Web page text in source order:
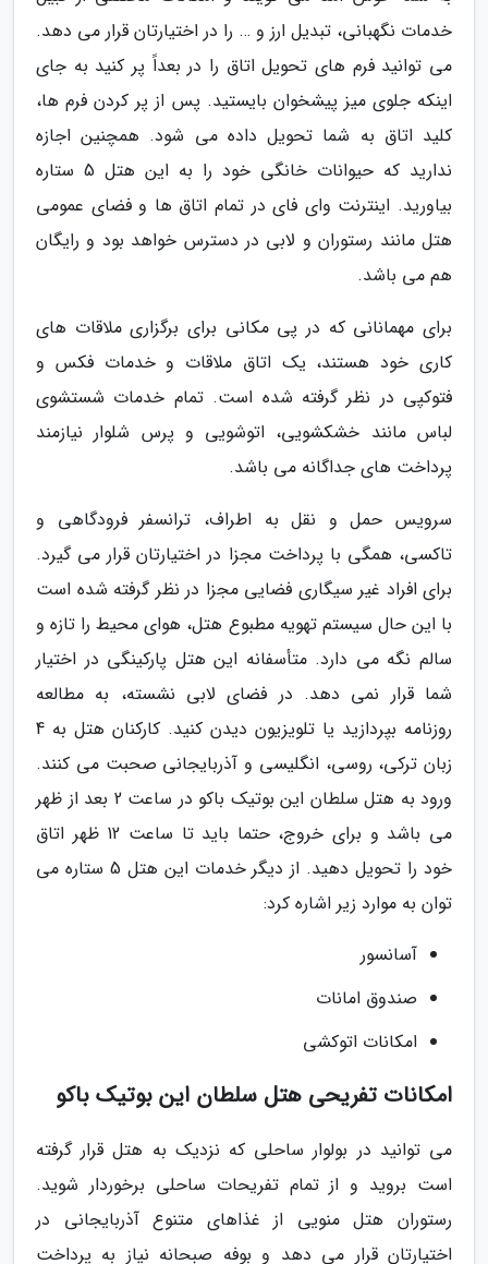
خدمات نگهبانی، تبدیل ارز و … را در اختیارتان قرار می دهد.
می توانید فرم های تحویل اتاق را در بعداً پر کنید به جای
اینکه جلوی میز پیشخوان بایستید. پس از پر کردن فرم ها،
کلید اتاق به شما تحویل داده می شود. همچنین اجازه
ندارید که حیوانات خانگی خود را به این هتل 5 ستاره
بیاورید. اینترنت وای فای در تمام اتاق ها و فضای عمومی
هتل مانند رستوران و لابی در دسترس خواهد بود و رایگان
هم می باشد.
برای مهمانانی که در پی مکانی برای برگزاری ملاقات های
کاری خود هستند، یک اتاق ملاقات و خدمات فکس و
فتوکپی در نظر گرفته شده است. تمام خدمات شستشوی
لباس مانند خشکشویی، اتوشویی و پرس شلوار نیازمند
پرداخت های جداگانه می باشد.
سرویس حمل و نقل به اطراف، ترانسفر فرودگاهی و
تاکسی، همگی با پرداخت مجزا در اختیارتان قرار می گیرد.
برای افراد غیر سیگاری فضایی مجزا در نظر گرفته شده است
با این حال سیستم تهویه مطبوع هتل، هوای محیط را تازه و
سالم نگه می دارد. متأسفانه این هتل پارکینگی در اختیار
شما قرار نمی دهد. در فضای لابی نشسته، به مطالعه
روزنامه بپردازید یا تلویزیون دیدن کنید. کارکنان هتل به 4
زبان ترکی، روسی، انگلیسی و آذربایجانی صحبت می کنند.
ورود به هتل سلطان این بوتیک باکو در ساعت 2 بعد از ظهر
می باشد و برای خروج، حتما باید تا ساعت 12 ظهر اتاق
خود را تحویل دهید. از دیگر خدمات این هتل 5 ستاره می
توان به موارد زیر اشاره کرد:
آسانسور
صندوق امانات
امکانات اتوکشی
امکانات تفریحی هتل سلطان این بوتیک باکو
می توانید در بولوار ساحلی که نزدیک به هتل قرار گرفته
است بروید و از تمام تفریحات ساحلی برخوردار شوید.
رستوران هتل منویی از غذاهای متنوع آذربایجانی در
اختیارتان قرار می دهد و بوفه صبحانه نیاز به پرداخت